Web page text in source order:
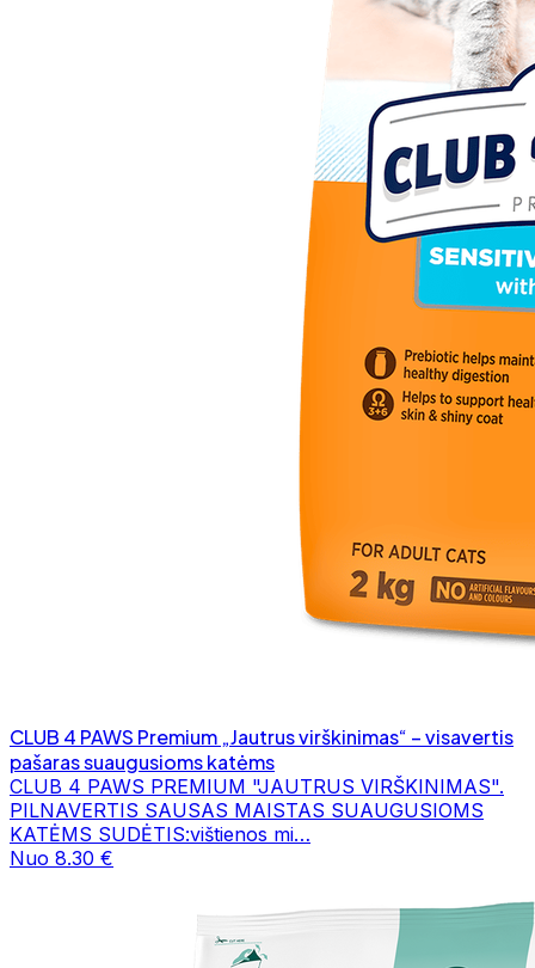
CLUB 4 PAWS Premium „Jautrus virškinimas“ – visavertis
pašaras suaugusioms katėms
CLUB 4 PAWS PREMIUM "JAUTRUS VIRŠKINIMAS".
PILNAVERTIS SAUSAS MAISTAS SUAUGUSIOMS
KATĖMS SUDĖTIS:vištienos mi…
Nuo 8.30 €